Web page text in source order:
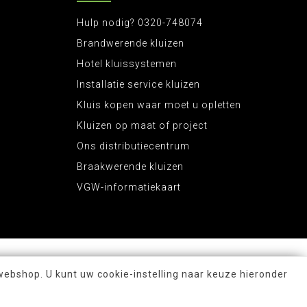
eerste de warmte nodig heeft om te sluiten. Dit
is meteen gesloten doormiddel van een seal.
de kluis neemt u gerust contact met ons op via:
Hulp nodig? 0320-748074
Brandwerende kluizen
Hotel kluissystemen
Installatie service kluizen
Kluis kopen waar moet u opletten
Kluizen op maat of project
Ons distributiecentrum
Braakwerende kluizen
VGW-informatiekaart
U kunt uw cookie-instelling naar keuze hieronder